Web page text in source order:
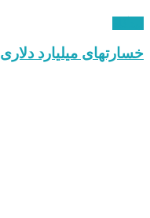
خسارتهای میلیارد